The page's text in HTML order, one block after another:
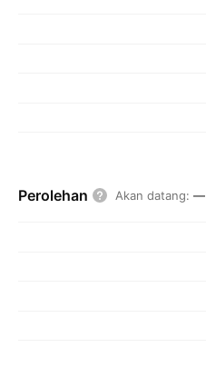
Perolehan Akan datang: —